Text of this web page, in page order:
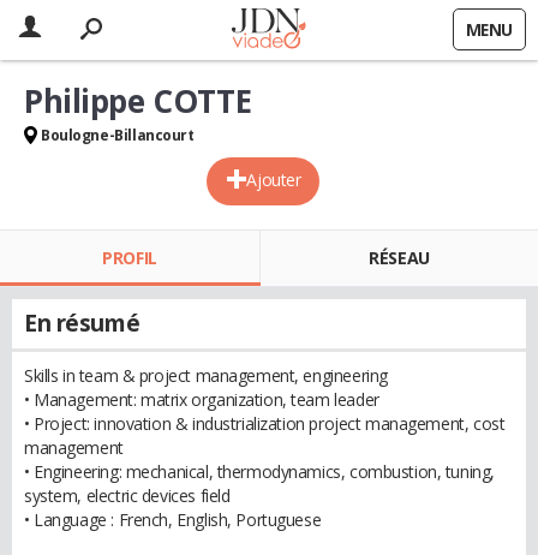
MENU
Ajouter
Philippe COTTE
Boulogne-Billancourt
PROFIL RÉSEAU
En résumé
Skills in team & project management, engineering
• Management: matrix organization, team leader
• Project: innovation & industrialization project management, cost
management
• Engineering: mechanical, thermodynamics, combustion, tuning,
system, electric devices field
• Language : French, English, Portuguese